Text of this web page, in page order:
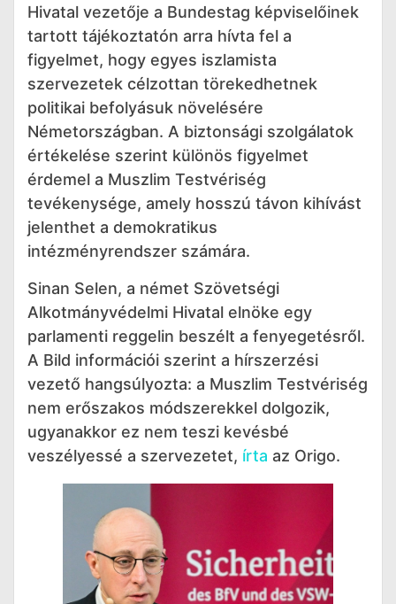
Hivatal vezetője a Bundestag képviselőinek
tartott tájékoztatón arra hívta fel a
figyelmet, hogy egyes iszlamista
szervezetek célzottan törekedhetnek
politikai befolyásuk növelésére
Németországban. A biztonsági szolgálatok
értékelése szerint különös figyelmet
érdemel a Muszlim Testvériség
tevékenysége, amely hosszú távon kihívást
jelenthet a demokratikus
intézményrendszer számára.
Sinan Selen, a német Szövetségi
Alkotmányvédelmi Hivatal elnöke egy
parlamenti reggelin beszélt a fenyegetésről.
A Bild információi szerint a hírszerzési
vezető hangsúlyozta: a Muszlim Testvériség
nem erőszakos módszerekkel dolgozik,
ugyanakkor ez nem teszi kevésbé
veszélyessé a szervezetet, írta az Origo.